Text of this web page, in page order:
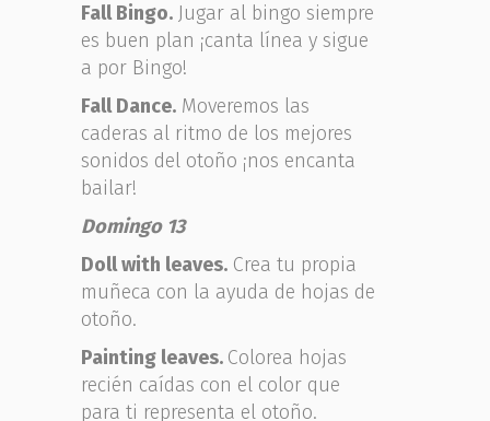
Fall Bingo. Jugar al bingo siempre
es buen plan ¡canta línea y sigue
a por Bingo!
Fall Dance. Moveremos las
caderas al ritmo de los mejores
sonidos del otoño ¡nos encanta
bailar!
Domingo 13
Doll with leaves. Crea tu propia
muñeca con la ayuda de hojas de
otoño.
Painting leaves. Colorea hojas
recién caídas con el color que
para ti representa el otoño.